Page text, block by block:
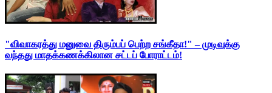
"விவாகரத்து மனுவை திரும்பப் பெற்ற சங்கீதா!" – முடிவுக்கு
வந்தது மாதக்கணக்கிலான சட்டப் போராட்டம்!